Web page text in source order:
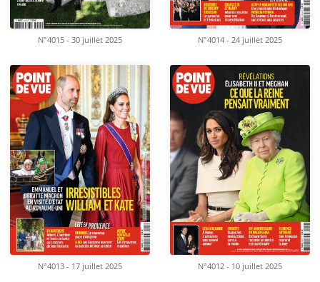
N°4015 - 30 juillet 2025 N°4014 - 24 juillet 2025
N°4013 - 17 juillet 2025 N°4012 - 10 juillet 2025